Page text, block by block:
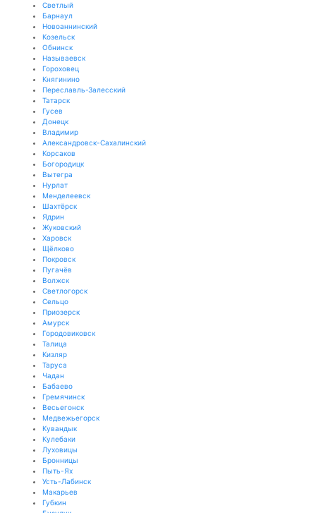
Светлый
Барнаул
Новоаннинский
Козельск
Обнинск
Называевск
Гороховец
Княгинино
Переславль-Залесский
Татарск
Гусев
Донецк
Владимир
Александровск-Сахалинский
Корсаков
Богородицк
Вытегра
Нурлат
Менделеевск
Шахтёрск
Ядрин
Жуковский
Харовск
Щёлково
Покровск
Пугачёв
Волжск
Светлогорск
Сельцо
Приозерск
Амурск
Городовиковск
Талица
Кизляр
Таруса
Чадан
Бабаево
Гремячинск
Весьегонск
Медвежьегорск
Кувандык
Кулебаки
Луховицы
Бронницы
Пыть-Ях
Усть-Лабинск
Макарьев
Губкин